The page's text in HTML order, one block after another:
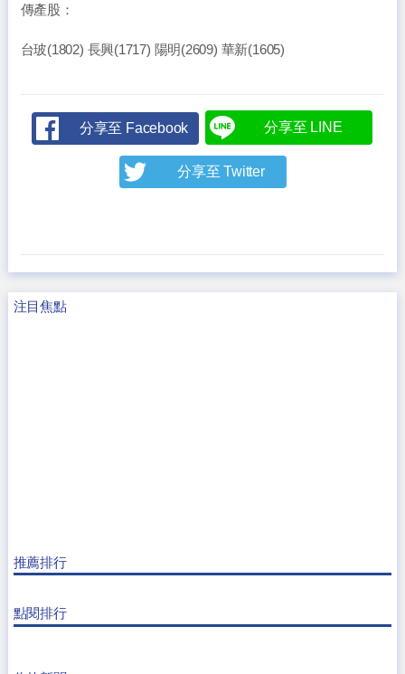
傳產股：
台玻(1802) 長興(1717) 陽明(2609) 華新(1605)
分享至 Facebook 分享至 LINE
分享至 Twitter
注目焦點
推薦排行
點閱排行